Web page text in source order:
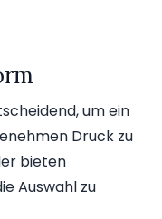
um ein
Druck zu
bieten
Auswahl zu